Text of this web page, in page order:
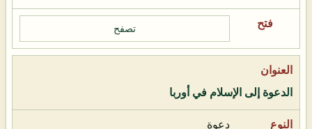
تصفح
الدعوة إلى الإسلام في أوربا
دعوة